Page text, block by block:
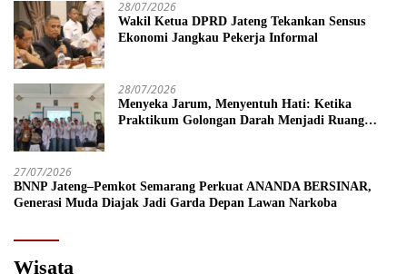
28/07/2026
Wakil Ketua DPRD Jateng Tekankan Sensus
Ekonomi Jangkau Pekerja Informal
28/07/2026
Menyeka Jarum, Menyentuh Hati: Ketika
Praktikum Golongan Darah Menjadi Ruang
27/07/2026
BNNP Jateng–Pemkot Semarang Perkuat ANANDA BERSINAR,
Generasi Muda Diajak Jadi Garda Depan Lawan Narkoba
Wisata